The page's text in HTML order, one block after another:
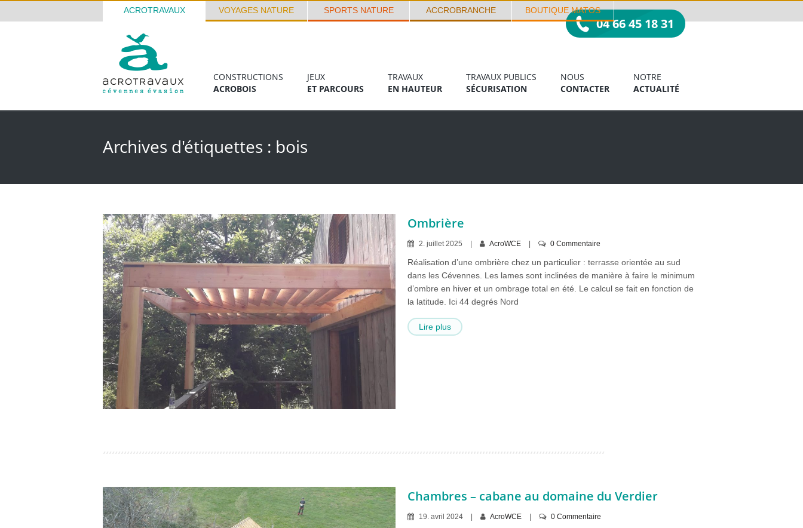
ACROTRAVAUX VOYAGES NATURE SPORTS NATURE ACCROBRANCHE BOUTIQUE MATOS
CONSTRUCTIONS
ACROBOIS
JEUX
ET PARCOURS
TRAVAUX
EN HAUTEUR
TRAVAUX PUBLICS
SÉCURISATION
NOUS
CONTACTER
NOTRE
ACTUALITÉ
04 66 45 18 31
Archives d'étiquettes : bois
Ombrière
2. juillet2025 AcroWCE 0 Commentaire
Réalisation d’une ombrière chez un particulier : terrasse orientée au sud
dans les Cévennes. Les lames sont inclinées de manière à faire le minimum
d’ombre en hiver et un ombrage total en été. Le calcul se fait en fonction de
la latitude. Ici 44 degrés Nord
Lire plus
Chambres – cabane au domaine du Verdier
19 avril 2024 AcroWCE 0 Commentaire